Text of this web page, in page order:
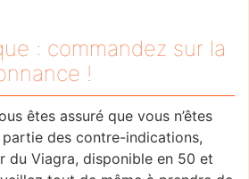
: commandez sur la
!
êtes assuré que vous n’êtes
des contre-indications,
du Viagra, disponible en 50 et